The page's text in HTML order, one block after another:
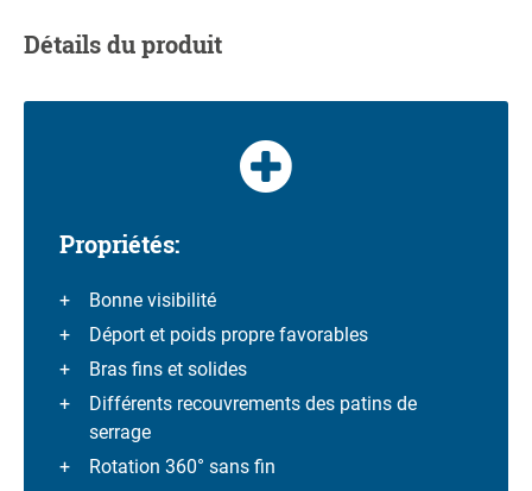
Détails du produit
Propriétés:
Bonne visibilité
Déport et poids propre favorables
Bras fins et solides
Différents recouvrements des patins de
serrage
Rotation 360° sans fin